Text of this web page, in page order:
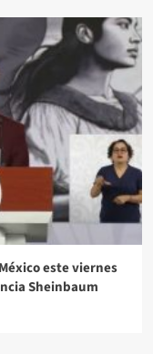
este viernes
Sheinbaum